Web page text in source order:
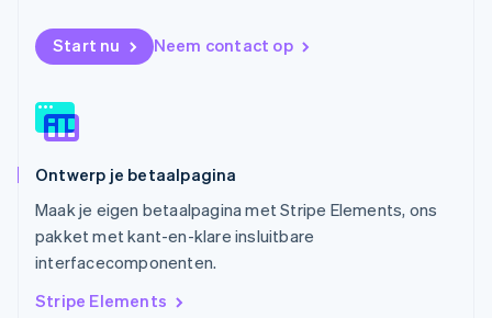
Start nu Neem contact op
Ontwerp je betaalpagina
Maak je eigen betaalpagina met Stripe Elements, ons
pakket met kant-en-klare insluitbare
interfacecomponenten.
Stripe Elements
English
Oostenrijk
English
Portugal
Roemenië
English
Singapore
Slovenië
English Italiano